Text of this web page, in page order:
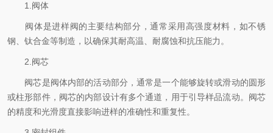
1.阀体
阀体是进样阀的主要结构部分，通常采用高强度材料，如不锈
钢、钛合金等制造，以确保其耐高温、耐腐蚀和抗压能力。
2.阀芯
阀芯是阀体内部的活动部分，通常是一个能够旋转或滑动的圆形
或柱形部件，阀芯的内部设计有多个通道，用于引导样品流动。阀芯
的精度和光滑度直接影响进样的准确性和重复性。